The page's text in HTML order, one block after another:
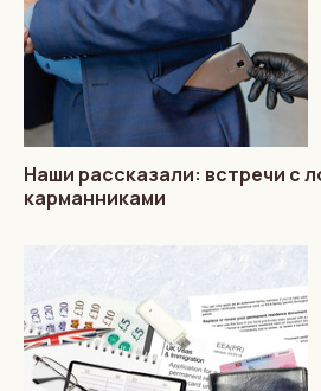
Наши рассказали: встречи с
карманниками